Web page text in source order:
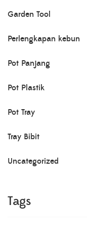
Garden Tool
Perlengkapan kebun
Pot Panjang
Pot Plastik
Pot Tray
Tray Bibit
Uncategorized
Tags